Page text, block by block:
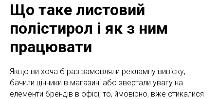
Що таке листовий
полістирол і як з ним
працювати
Якщо ви хоча б раз замовляли рекламну вивіску,
бачили цінники в магазині або звертали увагу на
елементи брендів в офісі, то, ймовірно, вже стикалися